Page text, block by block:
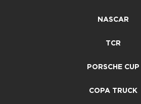
NASCAR
TCR
PORSCHE CUP
COPA TRUCK